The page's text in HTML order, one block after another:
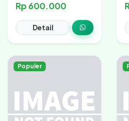
Rp 600.000
Detail
Populer